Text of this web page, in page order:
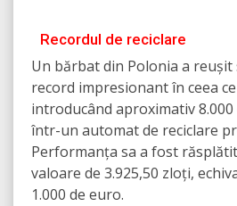
Recordul de reciclare
Un bărbat din Polonia a reușit
record impresionant în ceea
introducând aproximativ 8.000
într-un automat de reciclare
Performanța sa a fost
valoare de 3.925,50 zloți,
1.000 de euro.